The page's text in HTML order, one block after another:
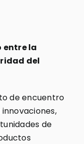
entre la
del
de encuentro
de